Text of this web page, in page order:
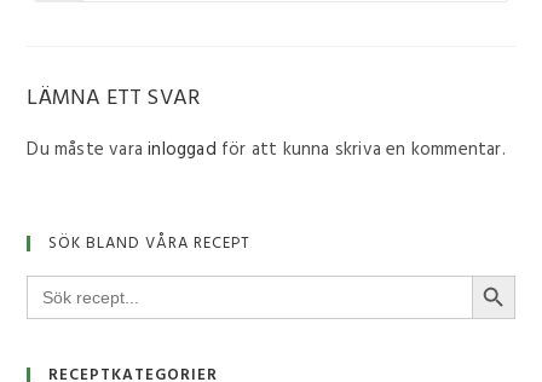
LÄMNA ETT SVAR
Du måste varainloggad för att kunna skriva en kommentar.
SÖK BLAND VÅRA RECEPT
Sök
efter:
RECEPTKATEGORIER